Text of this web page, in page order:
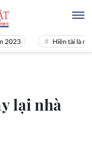
Hiền tài là nguyên khí
lại nhà